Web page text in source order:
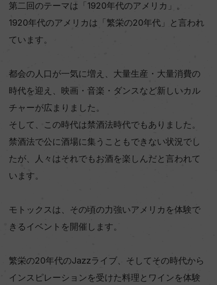
第二回のテーマは「1920年代のアメリカ」。
1920年代のアメリカは「繁栄の20年代」と言われ
ています。
都会の人口が一気に増え、大量生産・大量消費の
時代を迎え、映画・音楽・ダンスなど新しいカル
チャーが広まりました。
そして、この時代は禁酒法時代でもありました。
禁酒法で公に酒場に集うこともできない状況でし
たが、人々はそれでもお酒を楽しんだと言われて
います。
モトックスは、その頃の力強いアメリカを体験で
きるイベントを開催します。
繁栄の20年代のJazzライブ、そしてその時代から
インスピレーションを受けた料理とワインを体験